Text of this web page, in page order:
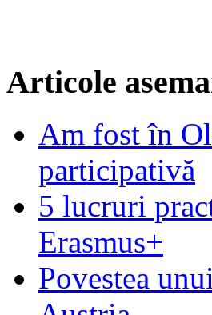
Articole
Am fost în
participativă
5 lucruri
Erasmus+
Povestea